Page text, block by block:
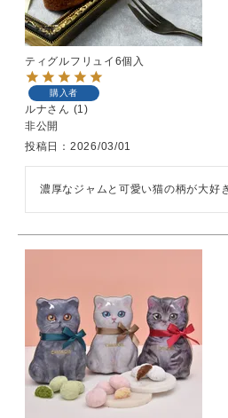
ティグルフリュイ6個入
購入者
ルナ
1
非公開
投稿日
2026/03/01